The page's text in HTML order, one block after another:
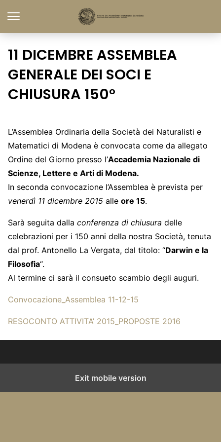
11 DICEMBRE ASSEMBLEA
GENERALE DEI SOCI E
CHIUSURA 150°
L’Assemblea Ordinaria della Società dei Naturalisti e
Matematici di Modena è convocata come da allegato
Ordine del Giorno presso l’Accademia Nazionale di
Scienze, Lettere e Arti di Modena.
In seconda convocazione l’Assemblea è prevista per
venerdì 11 dicembre 2015 alle ore 15.
Sarà seguita dalla conferenza di chiusura delle
celebrazioni per i 150 anni della nostra Società, tenuta
dal prof. Antonello La Vergata, dal titolo: “Darwin e la
Filosofia“.
Al termine ci sarà il consueto scambio degli auguri.
Convocazione_Assemblea 11-12-15
RESOCONTO ATTIVITA’ 2015_PROPOSTE 2016
Exit mobile version